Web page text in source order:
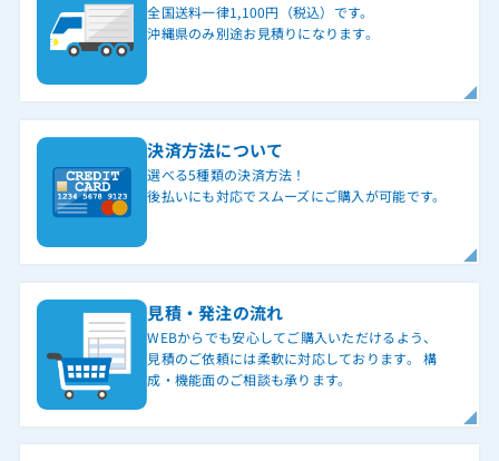
全国送料一律1,100円（税込）です。
沖縄県のみ別途お見積りになります。
決済方法について
選べる5種類の決済方法！
後払いにも対応でスムーズにご購入が可能です。
見積・発注の流れ
WEBからでも安心してご購入いただけるよう、
見積のご依頼には柔軟に対応しております。 構
成・機能面のご相談も承ります。